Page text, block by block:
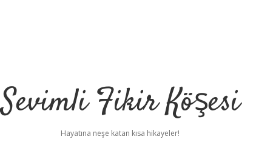
Sevimli Fikir Köşesi
Hayatına neşe katan kısa hikayeler!